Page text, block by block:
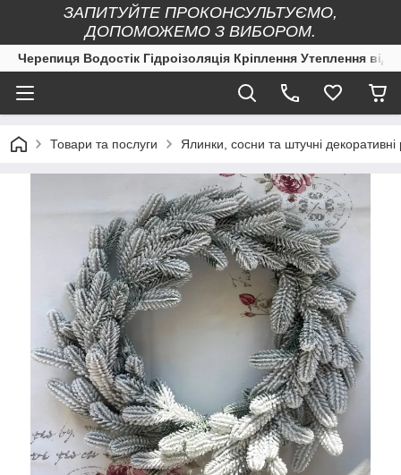
ЗАПИТУЙТЕ ПРОКОНСУЛЬТУЄМО,
ДОПОМОЖЕМО З ВИБОРОМ.
Черепиця Водостік Гідроізоляція Кріплення Утеплення
Товари та послуги Ялинки, сосни та штучні